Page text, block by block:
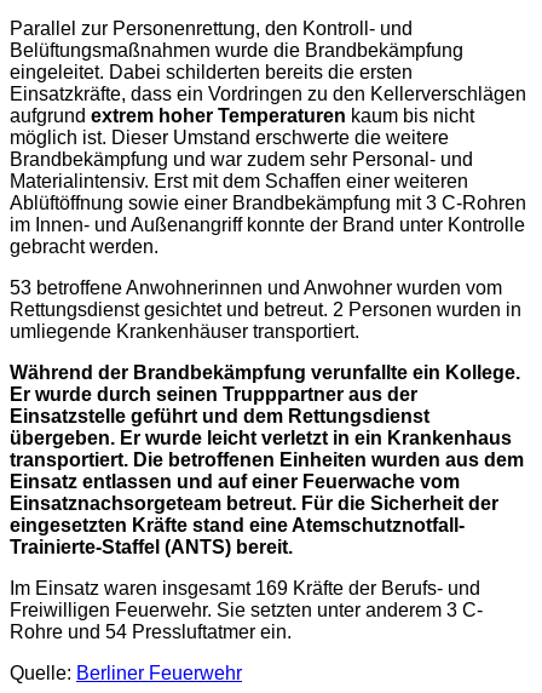
Parallel zur Personenrettung, den Kontroll- und
Belüftungsmaßnahmen wurde die Brandbekämpfung
eingeleitet. Dabei schilderten bereits die ersten
Einsatzkräfte, dass ein Vordringen zu den Kellerverschlägen
aufgrund extrem hoher Temperaturen kaum bis nicht
möglich ist. Dieser Umstand erschwerte die weitere
Brandbekämpfung und war zudem sehr Personal- und
Materialintensiv. Erst mit dem Schaffen einer weiteren
Ablüftöffnung sowie einer Brandbekämpfung mit 3 C-Rohren
im Innen- und Außenangriff konnte der Brand unter Kontrolle
gebracht werden.
53 betroffene Anwohnerinnen und Anwohner wurden vom
Rettungsdienst gesichtet und betreut. 2 Personen wurden in
umliegende Krankenhäuser transportiert.
Während der Brandbekämpfung verunfallte ein Kollege.
Er wurde durch seinen Trupppartner aus der
Einsatzstelle geführt und dem Rettungsdienst
übergeben. Er wurde leicht verletzt in ein Krankenhaus
transportiert. Die betroffenen Einheiten wurden aus dem
Einsatz entlassen und auf einer Feuerwache vom
Einsatznachsorgeteam betreut. Für die Sicherheit der
eingesetzten Kräfte stand eine Atemschutznotfall-
Trainierte-Staffel (ANTS) bereit.
Im Einsatz waren insgesamt 169 Kräfte der Berufs- und
Freiwilligen Feuerwehr. Sie setzten unter anderem 3 C-
Rohre und 54 Pressluftatmer ein.
Quelle: Berliner Feuerwehr